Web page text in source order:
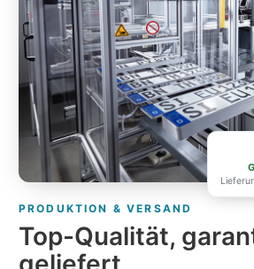
PRODUKTION & VERSAND
Top-Qualität,